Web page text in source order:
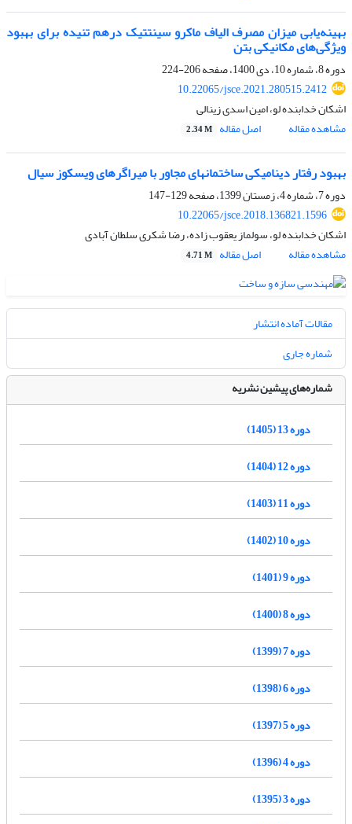
بهینه‌یابی میزان مصرف الیاف ماکرو سینتتیک درهم تنیده برای بهبود
ویژگی‌های مکانیکی بتن
دوره 8، شماره 10، دی 1400، صفحه
206-224
10.22065/jsce.2021.280515.2412
اشکان خدابنده لو، امین اسدی زینالی
مشاهده مقاله
اصل مقاله 2.34 M
بهبود رفتار دینامیکی ساختمان‏های مجاور با میراگرهای ویسکوز سیال
دوره 7، شماره 4، زمستان 1399، صفحه
129-147
10.22065/jsce.2018.136821.1596
اشکان خدابنده لو، سولماز یعقوب زاده، رضا شکری سلطان آبادی
مشاهده مقاله
اصل مقاله 4.71 M
مقالات آماده انتشار
شماره جاری
شماره‌های پیشین نشریه
دوره 13 (1405)
دوره 12 (1404)
دوره 11 (1403)
دوره 10 (1402)
دوره 9 (1401)
دوره 8 (1400)
دوره 7 (1399)
دوره 6 (1398)
دوره 5 (1397)
دوره 4 (1396)
دوره 3 (1395)